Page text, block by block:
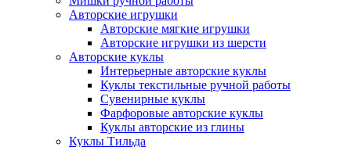
Авторские игрушки
Авторские мягкие игрушки
Авторские игрушки из шерсти
Авторские куклы
Интерьерные авторские куклы
Куклы текстильные ручной работы
Сувенирные куклы
Фарфоровые авторские куклы
Куклы авторские из глины
Куклы Тильда